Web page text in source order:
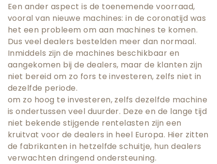
Een ander aspect is de toenemende voorraad,
vooral van nieuwe machines: in de coronatijd was
het een probleem om aan machines te komen.
Dus veel dealers bestelden meer dan normaal.
Inmiddels zijn de machines beschikbaar en
aangekomen bij de dealers, maar de klanten zijn
niet bereid om zo fors te investeren, zelfs niet in
dezelfde periode.
om zo hoog te investeren, zelfs dezelfde machine
is ondertussen veel duurder. Deze en de lange tijd
niet bekende stijgende rentelasten zijn een
kruitvat voor de dealers in heel Europa. Hier zitten
de fabrikanten in hetzelfde schuitje, hun dealers
verwachten dringend ondersteuning.